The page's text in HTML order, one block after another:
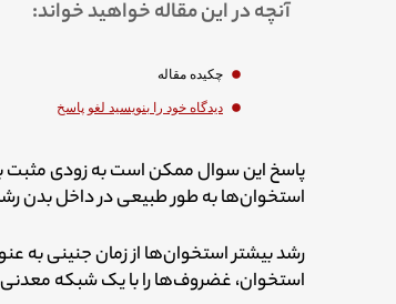
آنچه در این مقاله خواهید خواند:
چکیده مقاله
دیدگاه‌ خود را بنویسید لغو پاسخ
پاسخ این سوال ممکن است به زودی مثبت
استخوان‌ها به طور طبیعی در داخل بدن
رشد بیشتر استخوان‌ها از زمان جنینی
استخوان، غضروف‌ها را با یک شبکه